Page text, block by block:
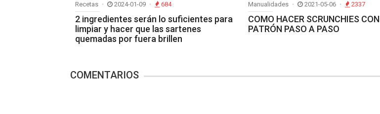
Recetas 2024-01-09 684
2 ingredientes serán lo suficientes para
limpiar y hacer que las sartenes
quemadas por fuera brillen
Manualidades 2021-05-06 2337
COMO HACER SCRUNCHIES CON
PATRÓN PASO A PASO
COMENTARIOS